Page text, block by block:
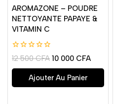
AROMAZONE – POUDRE
NETTOYANTE PAPAYE &
VITAMIN C
0
de
5
12 500CFA 10 000 CFA
Ajouter Au Panier